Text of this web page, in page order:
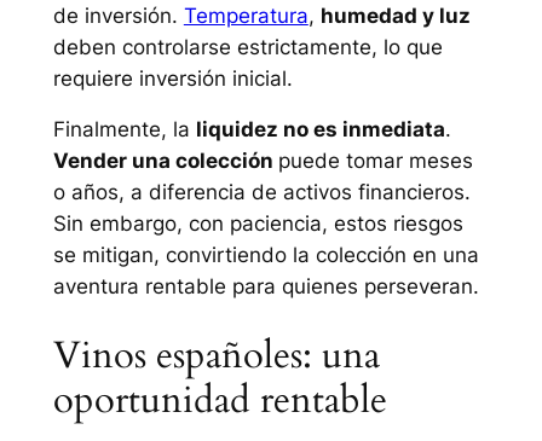
de inversión. Temperatura, humedad y luz
deben controlarse estrictamente, lo que
requiere inversión inicial.
Finalmente, la liquidez no es inmediata.
Vender una colección puede tomar meses
o años, a diferencia de activos financieros.
Sin embargo, con paciencia, estos riesgos
se mitigan, convirtiendo la colección en una
aventura rentable para quienes perseveran.
Vinos españoles: una
oportunidad rentable